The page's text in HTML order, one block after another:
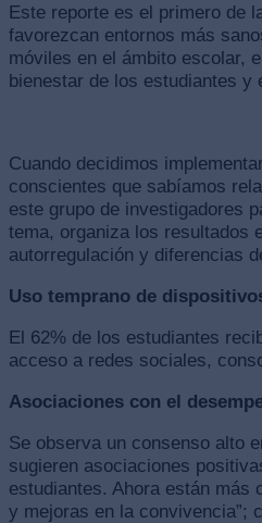
Este reporte es el primero de
favorezcan entornos más
móviles en el ámbito escolar,
bienestar de los estudiantes y
Cuando decidimos
conscientes que sabíamos
este grupo de investigadores
tema, organiza los resultados
autorregulación y diferencias
Uso temprano de
El 62% de los estudiantes
acceso a redes sociales,
Asociaciones con el
Se observa un consenso alto
sugieren asociaciones
estudiantes. Ahora están más
y mejoras en la convivencia”;